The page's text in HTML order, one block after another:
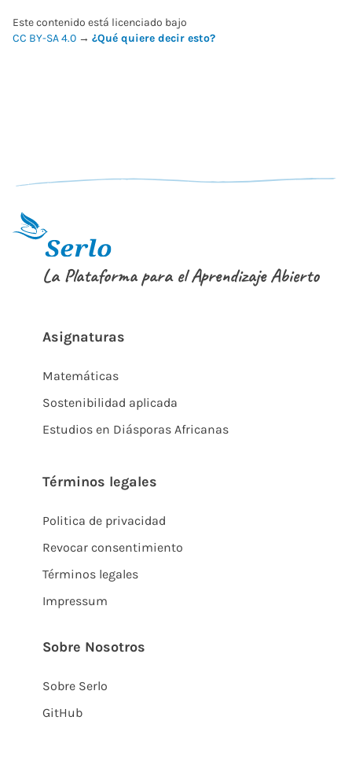
Este contenido está licenciado bajo
CC BY-SA 4.0 → ¿Qué quiere decir esto?
La Plataforma para el Aprendizaje Abierto
Asignaturas
Matemáticas
Sostenibilidad aplicada
Estudios en Diásporas Africanas
Términos legales
Politica de privacidad
Revocar consentimiento
Términos legales
Impressum
Sobre Nosotros
Sobre Serlo
GitHub